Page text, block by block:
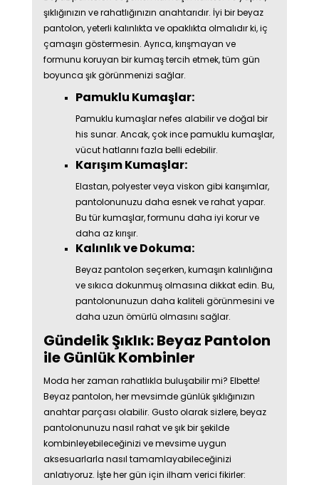
şıklığınızın ve rahatlığınızın anahtarıdır. İyi bir beyaz
pantolon, yeterli kalınlıkta ve opaklıkta olmalıdır ki, iç
çamaşırı göstermesin. Ayrıca, kırışmayan ve
formunu koruyan bir kumaş tercih etmek, tüm gün
boyunca şık görünmenizi sağlar.
Pamuklu Kumaşlar:
Pamuklu kumaşlar nefes alabilir ve doğal bir
his sunar. Ancak, çok ince pamuklu kumaşlar,
vücut hatlarını fazla belli edebilir.
Karışım Kumaşlar:
Elastan, polyester veya viskon gibi karışımlar,
pantolonunuzu daha esnek ve rahat yapar.
Bu tür kumaşlar, formunu daha iyi korur ve
daha az kırışır.
Kalınlık ve Dokuma:
Beyaz pantolon seçerken, kumaşın kalınlığına
ve sıkıca dokunmuş olmasına dikkat edin. Bu,
pantolonunuzun daha kaliteli görünmesini ve
daha uzun ömürlü olmasını sağlar.
Gündelik Şıklık: Beyaz Pantolon
ile Günlük Kombinler
Moda her zaman rahatlıkla buluşabilir mi? Elbette!
Beyaz pantolon, her mevsimde günlük şıklığınızın
anahtar parçası olabilir. Gusto olarak sizlere, beyaz
pantolonunuzu nasıl rahat ve şık bir şekilde
kombinleyebileceğinizi ve mevsime uygun
aksesuarlarla nasıl tamamlayabileceğinizi
anlatıyoruz. İşte her gün için ilham verici fikirler: